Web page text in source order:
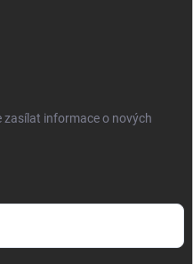
zasílat informace o nových